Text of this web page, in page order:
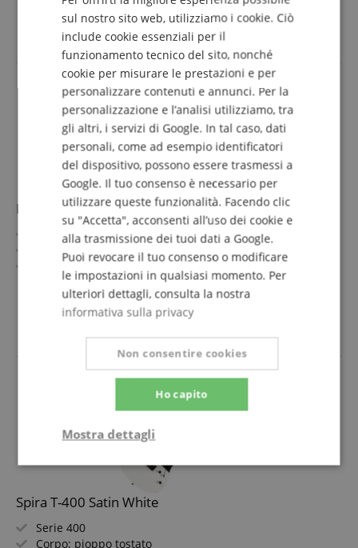
Pickups: 2x Quantum Humbucker (HH)
Colore & Finitura: Transparent Gray Flat395,00 €
IVA.incl. +
Ibanez S721RB-BKF Iron Label Black Flat
Serie S
Corpo: Okoume
Tastiera/Manico: Ebano / Acero/Noce
Pickups: 2x DiMarzio D Activator Humbucker (HH)
Colore & Finitura: Black Flat, Satin
mostra di più
999,00 €
Spira T-400 Satin White
Serie 400
Corpo: pioppo tostato
ITALIAN
SPANISH
sul nostro sito web, utilizziamo i cookie. Ciò
include cookie essenziali per il
funzionamento tecnico del sito, nonché
cookie per misurare le prestazioni e per
personalizzare contenuti e annunci. Per la
personalizzazione e l’analisi utilizziamo, tra
gli altri, i servizi di Google. In tal caso, dati
personali, come ad esempio identificatori
del dispositivo, possono essere trasmessi a
Google. Il tuo consenso è necessario per
utilizzare queste funzionalità. Facendo clic
su "Accetta", acconsenti all’uso dei cookie e
alla trasmissione dei tuoi dati a Google.
Puoi revocare il tuo consenso o modificare
le impostazioni in qualsiasi momento. Per
ulteriori dettagli, consulta la nostra
informativa sulla privacy
Ho capito
Non consentire cookies
Mostra dettagli
Strettamente
necessario
Prestazione
Targeting Funzionalità